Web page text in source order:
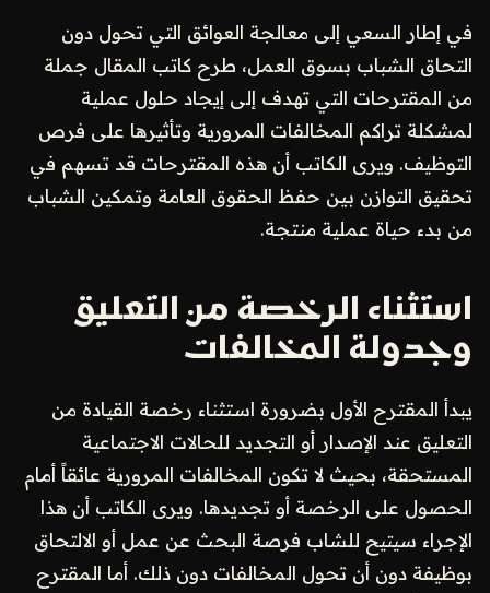
في إطار السعي إلى معالجة العوائق التي تحول دون
التحاق الشباب بسوق العمل، طرح كاتب المقال جملة
من المقترحات التي تهدف إلى إيجاد حلول عملية
لمشكلة تراكم المخالفات المرورية وتأثيرها على فرص
التوظيف. ويرى الكاتب أن هذه المقترحات قد تسهم في
تحقيق التوازن بين حفظ الحقوق العامة وتمكين الشباب
من بدء حياة عملية منتجة.
استثناء الرخصة من التعليق
وجدولة المخالفات
يبدأ المقترح الأول بضرورة استثناء رخصة القيادة من
التعليق عند الإصدار أو التجديد للحالات الاجتماعية
المستحقة، بحيث لا تكون المخالفات المرورية عائقاً أمام
الحصول على الرخصة أو تجديدها. ويرى الكاتب أن هذا
الإجراء سيتيح للشاب فرصة البحث عن عمل أو الالتحاق
بوظيفة دون أن تحول المخالفات دون ذلك. أما المقترح